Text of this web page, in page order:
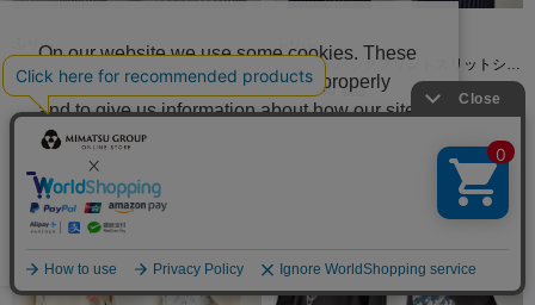
ふりふ
ツ
しだれ桜 バックプリントスリットシャ
ツ￥17,600 税込
On our website we use some cookies. These
are necessary for our site to work properly
and to give us information about how our site
is used.
Deny